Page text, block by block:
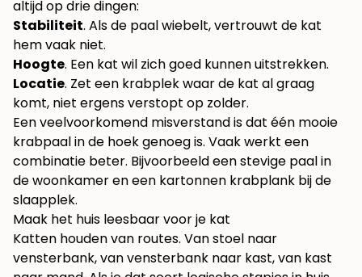
altijd op drie dingen:
Stabiliteit. Als de paal wiebelt, vertrouwt de kat
hem vaak niet.
Hoogte. Een kat wil zich goed kunnen uitstrekken.
Locatie. Zet een krabplek waar de kat al graag
komt, niet ergens verstopt op zolder.
Een veelvoorkomend misverstand is dat één mooie
krabpaal in de hoek genoeg is. Vaak werkt een
combinatie beter. Bijvoorbeeld een stevige paal in
de woonkamer en een kartonnen krabplank bij de
slaapplek.
Maak het huis leesbaar voor je kat
Katten houden van routes. Van stoel naar
vensterbank, van vensterbank naar kast, van kast